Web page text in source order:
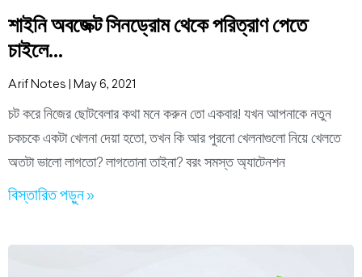
শাইনি অবজেক্ট সিনড্রোম থেকে পরিত্রাণ পেতে
চাইলে…
Arif Notes May 6, 2021
চট করে নিজের ছোটবেলার কথা মনে করুন তো একবার! যখন আপনাকে নতুন
চকচকে একটা খেলনা দেয়া হতো, তখন কি আর পুরনো খেলনাগুলো নিয়ে খেলতে
অতটা ভালো লাগতো? লাগতোনা তাইনা? বরং সমস্ত অ্যাটেনশন
বিস্তারিত পড়ুন »